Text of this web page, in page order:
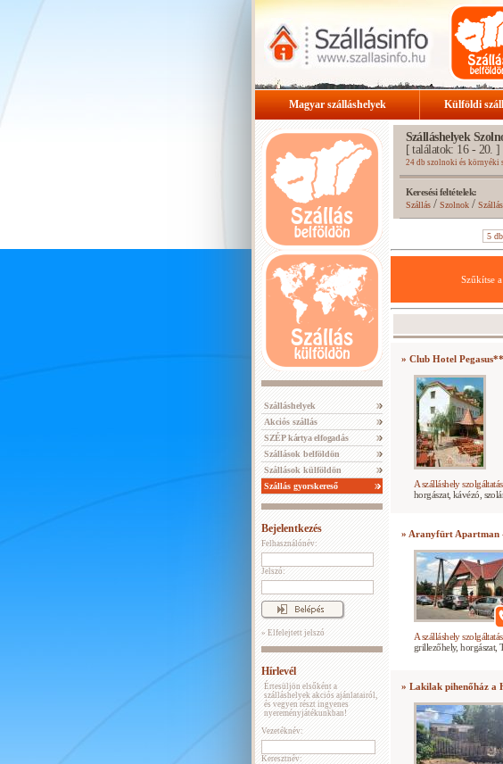
Magyar szálláshelyek Külföldi
Szálláshelyek
Akciós szállás
SZÉP kártya elfogadás
Szállások belföldön
Szállások külföldön
Szállás gyorskereső
Bejelentkezés
Felhasználónév:
Jelszó:
» Elfelejtett jelszó
Hírlevél
Értesüljön elsőként a
szálláshelyek akciós ajánlatairól,
és vegyen részt ingyenes
nyereményjátékunkban!
Vezetéknév:
Keresztnév:
Szálláshelyek
[ találatok: 16 - 20. ]
24 db szolnoki és környéki
Keresési feltételek:
Szállás/ Szolnok/
Szűkítse
» Club Hotel
A szálláshely
horgászat, kávézó,
» Aranyfürt Apartman
A szálláshely
grillezőhely, horgászat,
» Lakilak pihenőház a